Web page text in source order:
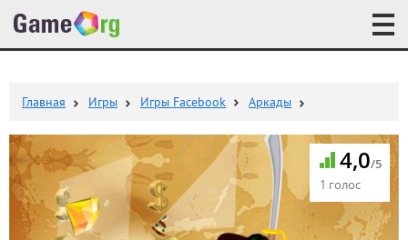
Главная Игры Игры Facebook Аркады
4,0/5
1 голос